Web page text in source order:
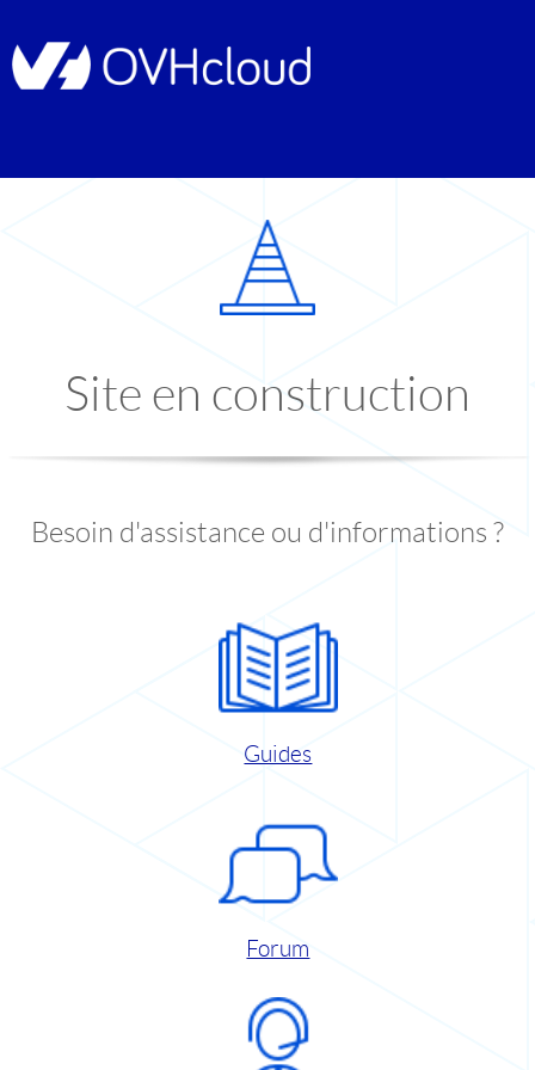
Site en construction
Besoin d'assistance ou d'informations ?
Guides
Forum